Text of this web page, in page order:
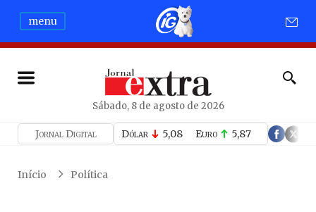
menu
Sábado, 8 de agosto de 2026
Jornal Digital Dólar 5,08 Euro 5,87
Início Política